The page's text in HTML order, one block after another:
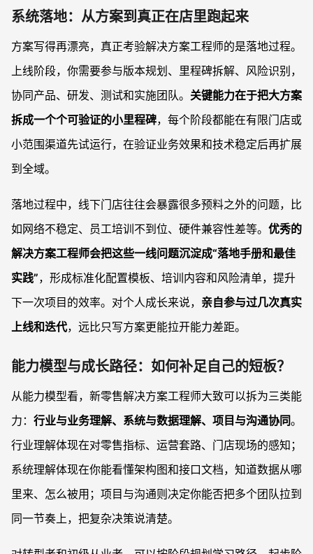
系统落地：从方案到真正在店里跑起来
方案写得再漂亮，真正考验解决方案工程师的是落地过程。
上线阶段，你需要参与版本规划、里程碑拆解、风险识别，
协同产品、研发、测试和实施团队。 关键能力在于把大方案
拆成一个个可验证的小里程碑，每个阶段都能在有限门店或
小范围渠道先试运行，在验证业务效果和技术稳定后再扩展
到全域。
落地过程中，线下门店往往会暴露很多预料之外的问题，比
如网络不稳定、员工培训不到位、硬件兼容性差等。 优秀的
解决方案工程师会把这些一线问题沉淀成“落地手册和最佳
实践”，形成标准化配置模板、培训内容和风险清单，提升
下一次项目的效率。对个人成长来说， 亲自参与过几次真实
上线和迭代，远比只写方案更能拉开能力差距。
能力模型与成长路径：如何补足自己的短板？
从能力模型看，新零售解决方案工程师大致可以拆为三类能
力： 行业与业务理解、系统与数据理解、项目与沟通协同。
行业理解体现在对零售指标、运营套路、门店现场的感知；
系统理解体现在你能看懂架构图和接口文档，知道数据从哪
里来、怎么被用；项目与沟通则决定你能否把多个团队拉到
同一节奏上，把复杂决策说清楚。